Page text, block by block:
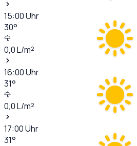
15:00Uhr
30°
0,0L/m²
16:00Uhr
31°
0,0L/m²
17:00Uhr
31°